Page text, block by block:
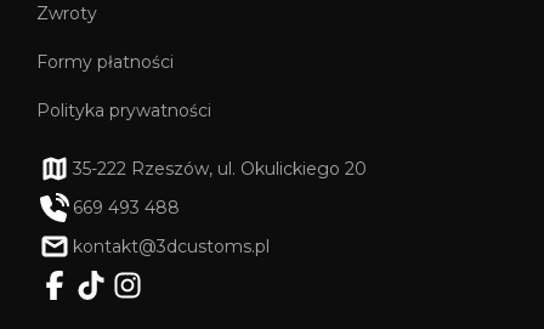
Zwroty
Formy płatności
Polityka prywatności
35-222 Rzeszów, ul. Okulickiego 20
669 493 488
kontakt@3dcustoms.pl